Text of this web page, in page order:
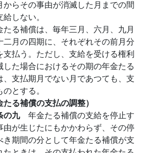
からその事由が消滅した月までの間
しない。
たる補償は、毎年三月、六月、九月
二月の四期に、それぞれその前月分
支払う。ただし、支給を受ける権利
した場合におけるその期の年金たる
、支払期月でない月であつても、支
とする。
たる補償の支払の調整）
の九 年金たる補償の支給を停止す
由が生じたにもかかわらず、その停
き期間の分として年金たる補償が支